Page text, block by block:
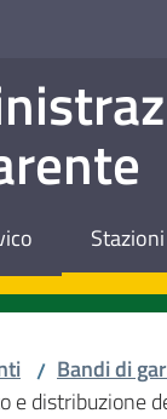
/ Bandi di
e distribuzione